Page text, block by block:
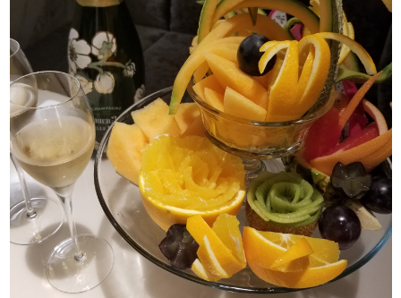
J-Tokyo
Entertainment
プロダクション事業